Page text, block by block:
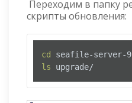
Переходим в папку
скрипты обновления:
cd
ls upgrade/